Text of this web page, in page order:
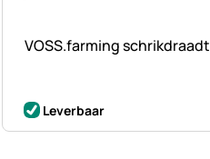
VOSS.farming
Leverbaar